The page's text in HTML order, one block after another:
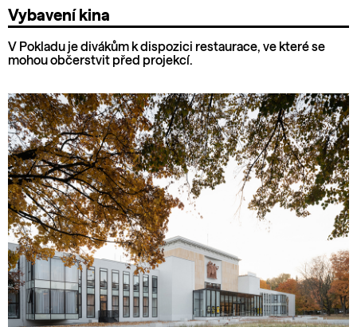
Vybavení kina
V Pokladu je divákům k dispozici restaurace, ve které se
mohou občerstvit před projekcí.